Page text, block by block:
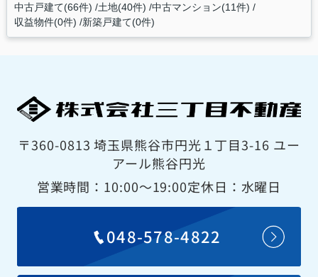
中古戸建て(66件) 土地(40件) 中古マンション(11件)
収益物件(0件) 新築戸建て(0件)
〒360-0813 埼玉県熊谷市円光１丁目3-16 ユー
アール熊谷円光
営業時間：10:00〜19:00定休日：水曜日
048-578-4822